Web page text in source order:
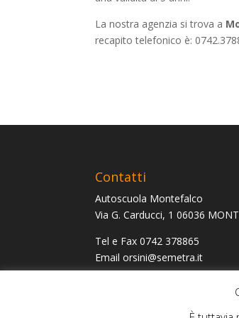
La nostra agenzia si trova a
recapito telefonico è:
Contatti
Autoscuola Montefalco
Via G. Carducci, 1 06036
Tel e Fax0742 378865
Email
ti.artemes
@inisro